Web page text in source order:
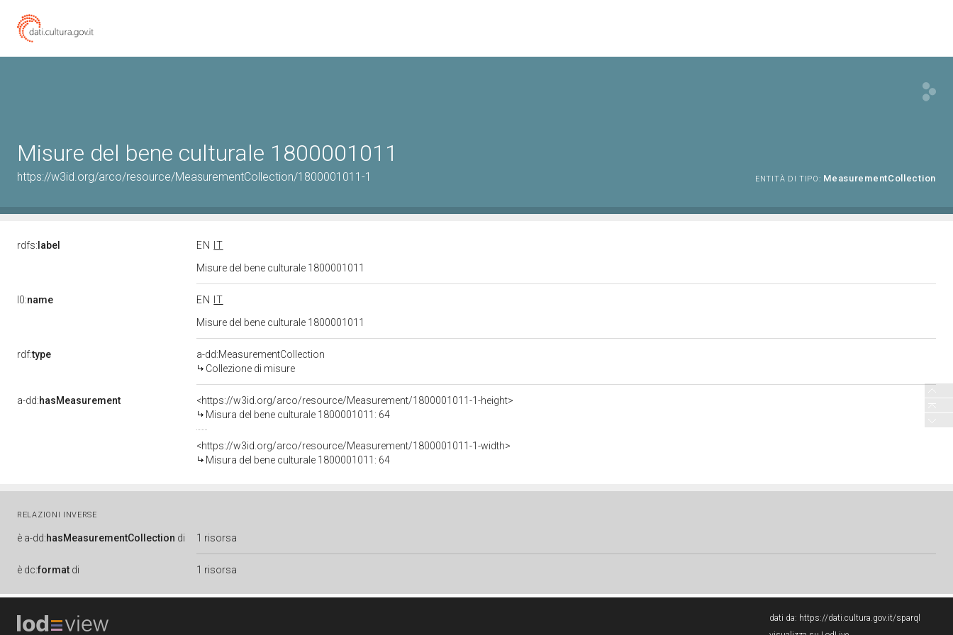
Misure del bene culturale 1800001011
https://w3id.org/arco/resource/MeasurementCollection/1800001011-1 ENTITÀ DI TIPO: MeasurementCollection
rdfs: label EN
IT
Misure del bene culturale 1800001011
l0:name EN
IT
Misure del bene culturale 1800001011
rdf:type
a-dd:MeasurementCollection
Collezione di misure
a-dd:hasMeasurement
<https://w3id.org/arco/resource/Measurement/1800001011-1-height>
Misura del bene culturale 1800001011: 64
<https://w3id.org/arco/resource/Measurement/1800001011-1-width>
Misura del bene culturale 1800001011: 64
RELAZIONI INVERSE
è a-dd:hasMeasurementCollection di 1 risorsa
è dc:format di 1 risorsa
dati da: https://dati.cultura.gov.it/sparql